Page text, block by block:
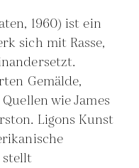
1960) ist ein
sich mit Rasse,
Gemälde,
wie James
Ligons Kunst
stellt